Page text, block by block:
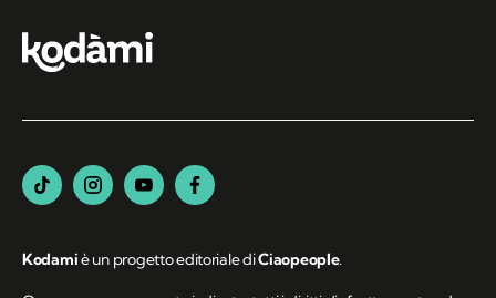
Kodamiè un progetto editoriale diCiaopeople.